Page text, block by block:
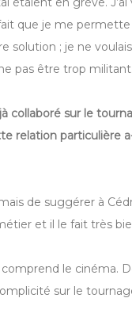
que je me permette
solution ; je ne
pas être trop militant.
collaboré sur le
relation particulière
de suggérer à
et il le fait très
comprend le cinéma.
sur le